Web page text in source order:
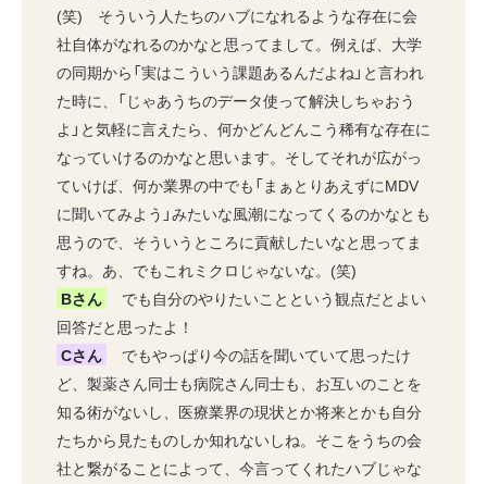
(笑) そういう人たちのハブになれるような存在に会
社自体がなれるのかなと思ってまして。例えば、大学
の同期から「実はこういう課題あるんだよね」と言われ
た時に、「じゃあうちのデータ使って解決しちゃおう
よ」と気軽に言えたら、何かどんどんこう稀有な存在に
なっていけるのかなと思います。そしてそれが広がっ
ていけば、何か業界の中でも「まぁとりあえずにMDV
に聞いてみよう」みたいな風潮になってくるのかなとも
思うので、そういうところに貢献したいなと思ってま
すね。あ、でもこれミクロじゃないな。(笑)
Bさん
でも自分のやりたいことという観点だとよい
回答だと思ったよ！
Cさん
でもやっぱり今の話を聞いていて思ったけ
ど、製薬さん同士も病院さん同士も、お互いのことを
知る術がないし、医療業界の現状とか将来とかも自分
たちから見たものしか知れないしね。そこをうちの会
社と繋がることによって、今言ってくれたハブじゃな